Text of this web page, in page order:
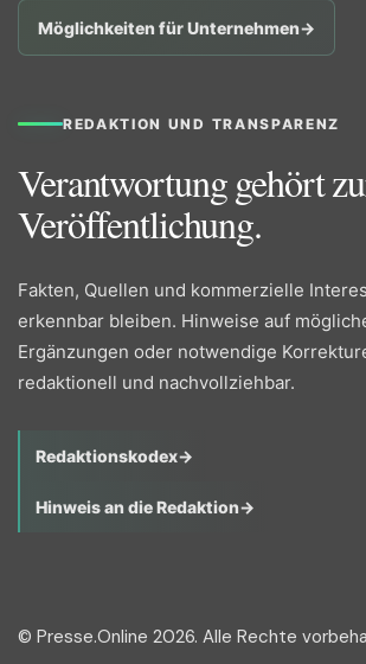
Möglichkeiten für Unternehmen→
REDAKTION UND TRANSPARENZ
Verantwortung gehört
Veröffentlichung.
Fakten, Quellen und kommerzielle
erkennbar bleiben. Hinweise auf
Ergänzungen oder notwendige
redaktionell und nachvollziehbar.
Redaktionskodex→
Hinweis an die Redaktion→
© Presse.Online 2026. Alle Rechte